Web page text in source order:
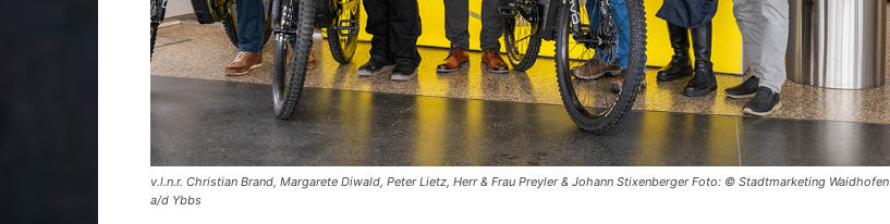
v.l.n.r. Christian Brand, Margarete Diwald, Peter Lietz, Herr & Frau Preyler & Johann Stixenberger Foto: © Stadtmarketing Waidhofen
a/d Ybbs